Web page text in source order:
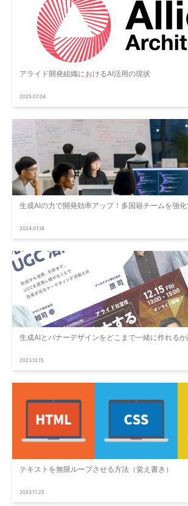
アライド開発組織におけるAI活用の現状
2025.07.04
生成AIの力で開発効率アップ！多国籍チームを強化
2024.01.18
生成AIとバナーデザインをどこまで一緒に作れるか
2023.12.15
テキストを無限ループさせる方法（覚え書き）
2023.11.25